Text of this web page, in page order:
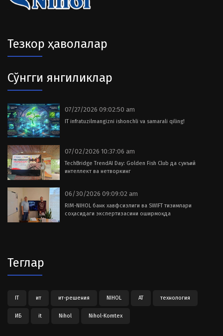
Тезкор ҳаволалар
Сўнгги янгиликлар
07/27/2026 09:02:50 am
IT infratuzilmangizni ishonchli va samarali qiling!
07/02/2026 10:37:06 am
TechBridge TrendAI Day: Golden Fish Club да сунъий
интеллект ва нетворкинг
06/30/2026 09:09:02 am
RIM-NIHOL банк хавфсизлиги ва SWIFT тизимлари
соҳасидаги экспертизасини оширмоқда
Теглар
IT ит ит-решения NIHOL АТ технология
ИБ it Nihol Nihol-Komtex